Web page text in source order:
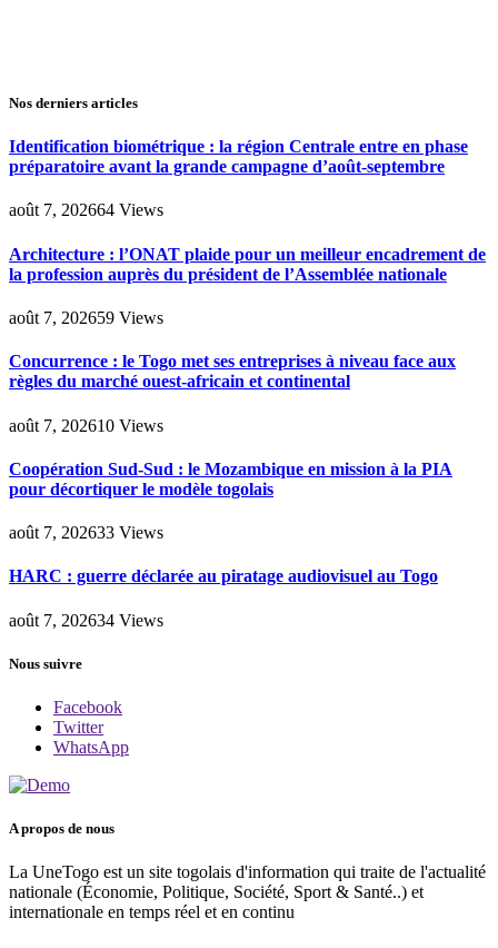
Nos derniers articles
Identification biométrique : la région Centrale entre en phase
préparatoire avant la grande campagne d’août-septembre
août 7, 202664 Views
Architecture : l’ONAT plaide pour un meilleur encadrement de
la profession auprès du président de l’Assemblée nationale
août 7, 202659 Views
Concurrence : le Togo met ses entreprises à niveau face aux
règles du marché ouest-africain et continental
août 7, 202610 Views
Coopération Sud-Sud : le Mozambique en mission à la PIA
pour décortiquer le modèle togolais
août 7, 202633 Views
HARC : guerre déclarée au piratage audiovisuel au Togo
août 7, 202634 Views
Nous suivre
Facebook
Twitter
WhatsApp
A propos de nous
La UneTogo est un site togolais d'information qui traite de l'actualité
nationale (Économie, Politique, Société, Sport & Santé..) et
internationale en temps réel et en continu